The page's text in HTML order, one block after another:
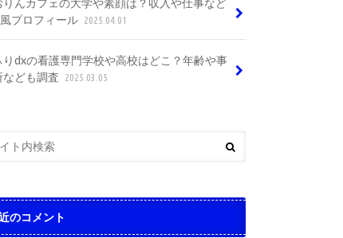
りんカフェの大学や素顔は？収入や仕事など
プロフィール 2025.04.01
りdxの看護専門学校や高校はどこ？年齢や事
なども調査
2025.03.05
のコメント